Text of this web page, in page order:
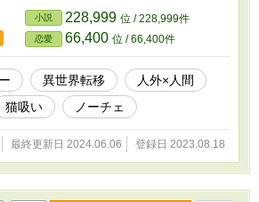
互いを思いやる、そんな一途でやさしくてち
ぴり艶のあるお話です。 (旧題 R18『猫の王
の首飾り ～大人の女性の為の逆、猫吸い譚
) (R-18シーンタイトルには※マーク) (小説
なろう内ムーンライトノベルズ、pixivにも
)
小説 228,999 位 / 228,999件
恋愛 66,400 位 / 66,400件
異世界転移
人外×人間
猫吸い ノーチェ
最終更新日 2024.06.06 登録日 2023.08.18